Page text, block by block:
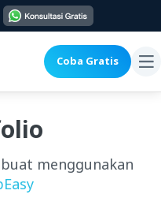
Coba Gratis
menggunakan